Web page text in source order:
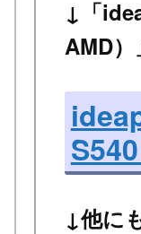
↓「
AMD
↓他に